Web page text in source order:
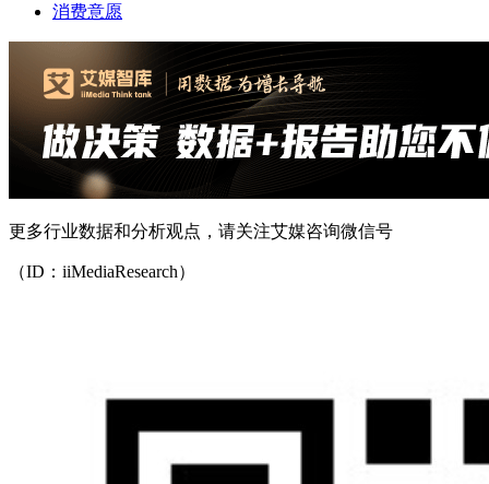
消费意愿
更多行业数据和分析观点，请关注艾媒咨询微信号
（ID：iiMediaResearch）